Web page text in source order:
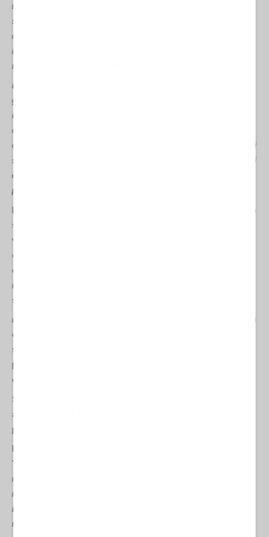
nella tenda e bagna i nostri letti e vestiti. Cucinare è difficile e i pasti
sono spesso freddi. I bambini cercano di studiare, ma la mancanza
di luce e di calore rende la cosa quasi impossibile. Il freddo e
l'umidità hanno avuto ripercussioni sulla loro salute e dobbiamo
lavorare ogni giorno per tenerli al caldo, all'asciutto e al sicuro.
La sera, nel letto, nell’unica stanza, si è in molti: uomini e donne,
giovani e vecchi, fino a sedici, diciotto anni, in un solo ambiente.
Nemmeno a letto si riesce a riscaldarsi, perché le lenzuola, le
coperte, il materasso, sono bagnati e anche le mura muffiscono,
come l’interno dei pozzi. A letto si ricevono calci e gomitate, perché si
sta uno sull’altro e non si riesce mai a rivoltarsi. La mattina si è stanchi
e ci si sente incattiviti. Non si sa più sorridere, non ci si scambia una
parola buona. I bambini crescono così…”.
non si è concentrata solo sulla
sopravvivenza della sua famiglia. Si impegna anche molto come
volontaria per portare aiuto e sollievo alle persone della sua
comunità. Persone che affrontano problemi simili. L'unione delle
esperienze personali con l'impegno ad aiutare gli altri, ha reso
Fida
sfide inimmaginabili.
Fida
è uno degli 1,6 milioni di palestinesi, su un totale di 1,9 milioni
di sfollati, che vivono in tende e rifugi temporanei; Luoghi in cui
spesso non c'è altro che plastica. Questi rifugi forniscono una
protezione minima dal freddo e dalla pioggia che hanno già
causato inondazioni diffuse.
Spesso, centinaia di rifugi temporanei sono stati sommersi dalle
acque alluvionali, lasciando le famiglie in una situazione ancora
più disperata di prima.
"…
rendono più vulnerabili alle malattie e l'accesso alle cure mediche è
molto limitato. Le inondazioni sono un grosso problema;
Distruggono ciò che abbiamo e creano un ambiente insicuro e
malsano. La parte più dura è lo stress mentale che provo nel vedere